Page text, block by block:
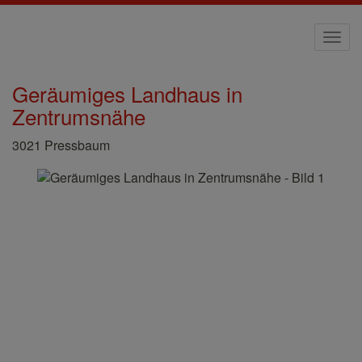
Geräumiges Landhaus in
Zentrumsnähe
3021 Pressbaum